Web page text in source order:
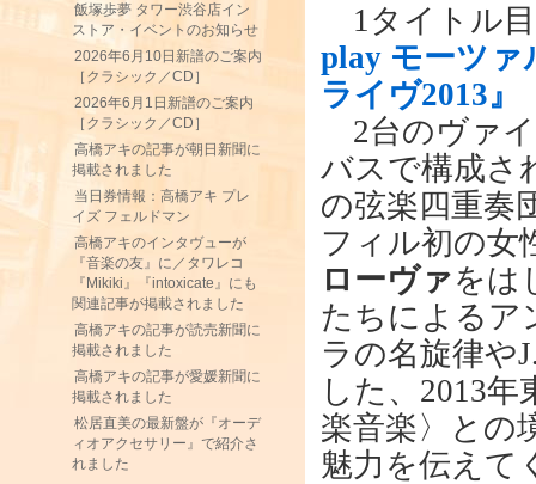
飯塚歩夢 タワー渋谷店イン
ストア・イベントのお知らせ
2026年6月10日新譜のご案内
［クラシック／CD］
2026年6月1日新譜のご案内
［クラシック／CD］
高橋アキの記事が朝日新聞に
掲載されました
当日券情報：高橋アキ プレ
イズ フェルドマン
高橋アキのインタヴューが
『音楽の友』に／タワレコ
『Mikiki』『intoxicate』にも
関連記事が掲載されました
高橋アキの記事が読売新聞に
掲載されました
高橋アキの記事が愛媛新聞に
掲載されました
松居直美の最新盤が『オーデ
ィオアクセサリー』で紹介さ
れました
1タイトル
play モーツァ
ライヴ2013』
2台のヴァ
バスで構成さ
の弦楽四重奏
フィル初の女
ローヴァをは
たちによるア
ラの名旋律や
した、2013
楽音楽〉との
魅力を伝えて